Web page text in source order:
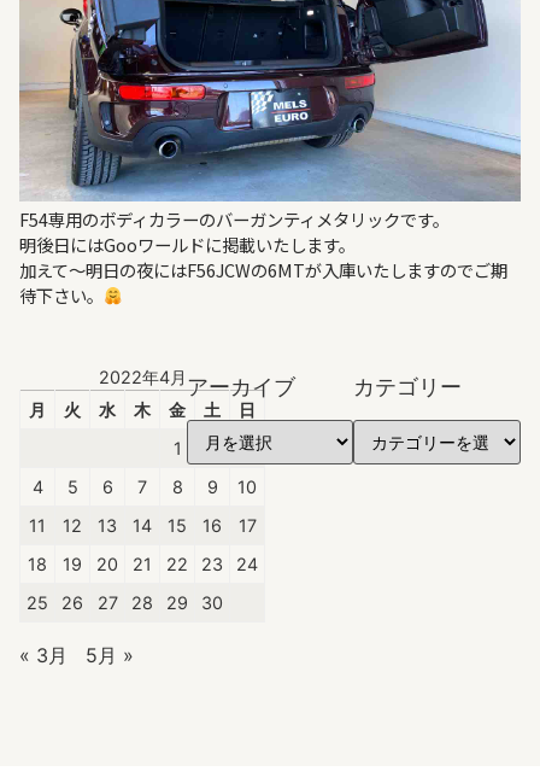
F54専用のボディカラーのバーガンティメタリックです。
明後日にはGooワールドに掲載いたします。
加えて～明日の夜にはF56JCWの6MTが入庫いたしますのでご期
待下さい。
2022年4月
月
火 水 木 金 土
日
1
2
3
4
5 6 7 8 9
10
11
12 13 14 15 16
17
18
19 20 21 22 23
24
25
26 27 28 29 30
« 3月 5月 »
アーカイブ カテゴリー